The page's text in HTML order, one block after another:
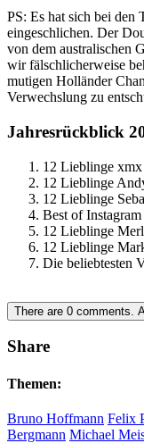
PS: Es hat sich bei den
eingeschlichen. Der
von dem australischen
wir fälschlicherweise
mutigen Holländer
Verwechslung zu
Jahresrückblick
12 Lieblinge xmx
12 Lieblinge
12 Lieblinge
Best of
12 Lieblinge
12 Lieblinge
Die beliebtesten
There are 0 comments.
Share
Themen:
Bruno Hoffmann Felix
Bergmann Michael